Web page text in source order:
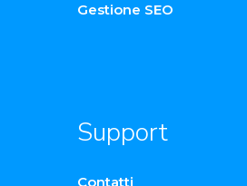
Gestione SEO
Support
Contatti